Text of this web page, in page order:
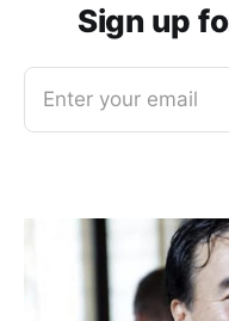
Sign up
Enter your email